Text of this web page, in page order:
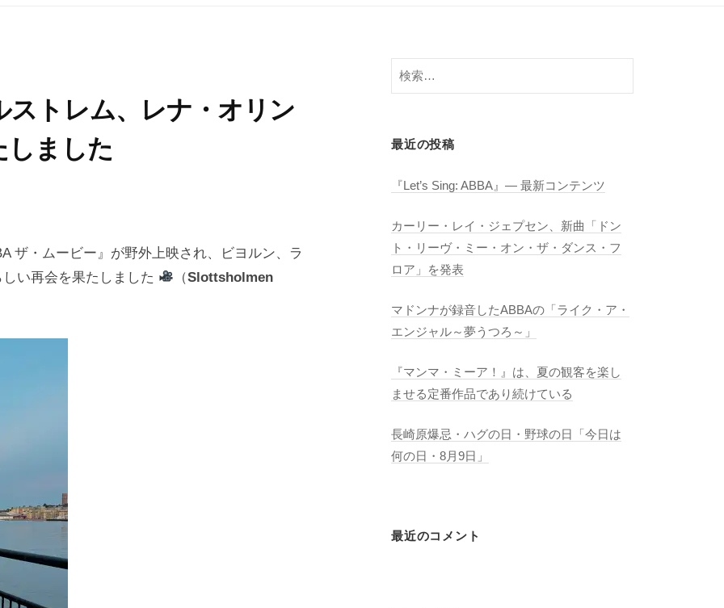
ストレム、レナ・オリン
しました
ザ・ムービー』が野外上映され、ビヨルン、ラ
い再会を果たしました
（Slottsholmen
検
索:
最近の投稿
『Let’s Sing: ABBA』― 最新コンテンツ
カーリー・レイ・ジェプセン、新曲「ドン
ト・リーヴ・ミー・オン・ザ・ダンス・フ
ロア」を発表
マドンナが録音したABBAの「ライク・ア・
エンジャル～夢うつろ～」
『マンマ・ミーア！』は、夏の観客を楽し
ませる定番作品であり続けている
長崎原爆忌・ハグの日・野球の日「今日は
何の日・8月9日」
最近のコメント